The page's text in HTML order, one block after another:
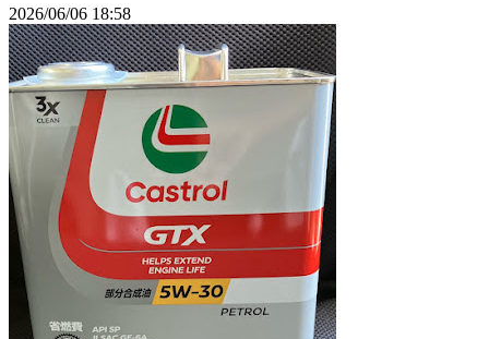
2026/06/06 18:58